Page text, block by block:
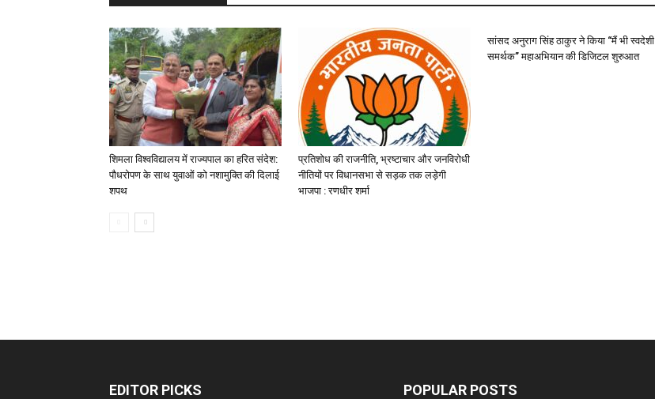
शिमला विश्वविद्यालय में राज्यपाल का हरित संदेश:
पौधरोपण के साथ युवाओं को नशामुक्ति की दिलाई
शपथ
प्रतिशोध की राजनीति, भ्रष्टाचार और जनविरोधी
नीतियों पर विधानसभा से सड़क तक लड़ेगी
भाजपा : रणधीर शर्मा
सांसद अनुराग सिंह ठाकुर ने किया “मैं भी स्वदेशी
समर्थक” महाअभियान की डिजिटल शुरुआत
EDITOR PICKS POPULAR POSTS